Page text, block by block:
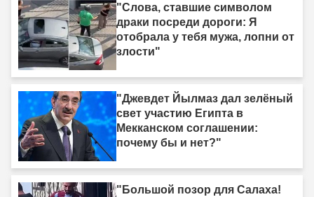
"Слова, ставшие символом
драки посреди дороги: Я
отобрала у тебя мужа, лопни от
злости"
"Джевдет Йылмаз дал зелёный
свет участию Египта в
Мекканском соглашении:
почему бы и нет?"
"Большой позор для Салаха!